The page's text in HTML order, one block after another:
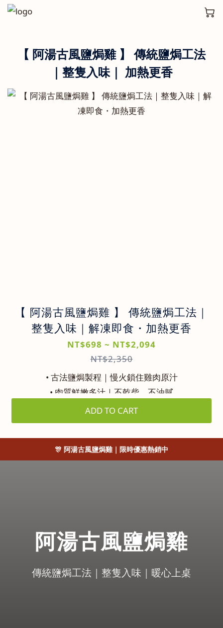
【 阿湯古風鹽焗雞 】 傳統鹽焗工法
｜整隻入味｜ 加熱更香
【 阿湯古風鹽焗雞 】 傳統鹽焗工法｜
整隻入味｜解凍即食・加熱更香
NT$698 ~ NT$2,094
NT$2,350
• 古法鹽焗製程｜慢火鎖住雞肉原汁
• 肉質鮮嫩多汁｜不乾柴、不油膩
• 即開即食｜簡單加熱快速上桌
• 家庭聚餐 / 宵夜首選｜一隻剛剛好
ADD TO CART
🎊 阿湯古風鹽焗雞｜限時優惠熱銷中
阿湯古風鹽焗雞
傳統鹽焗工法｜整隻入味｜暖心上桌